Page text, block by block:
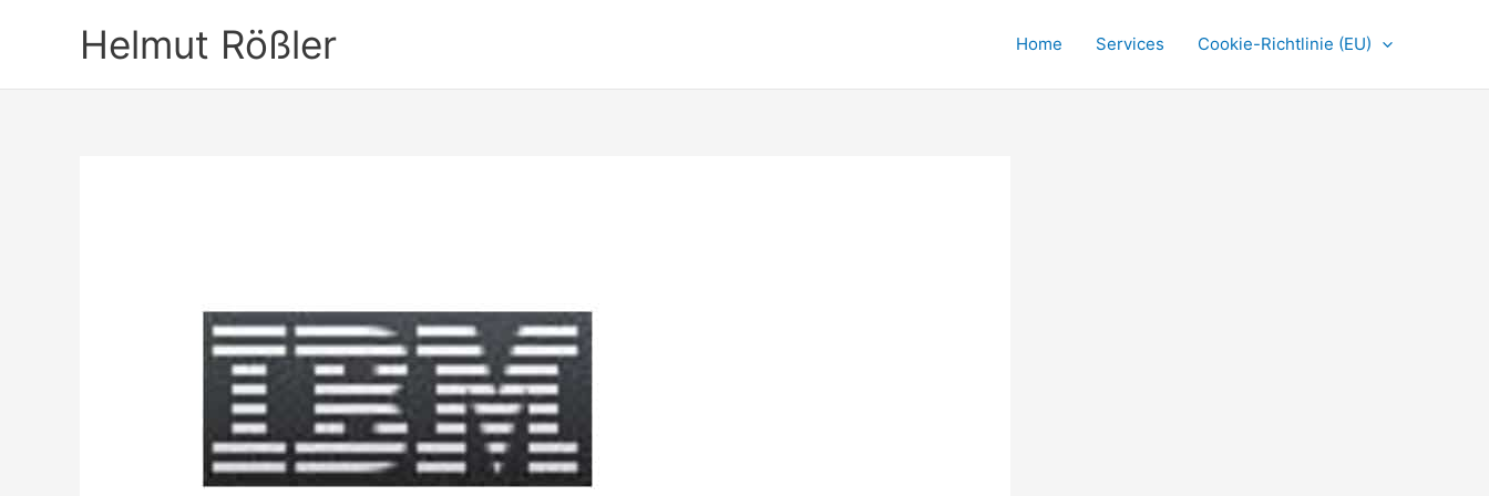
Helmut Rößler Home Services Cookie-Richtlinie (EU)